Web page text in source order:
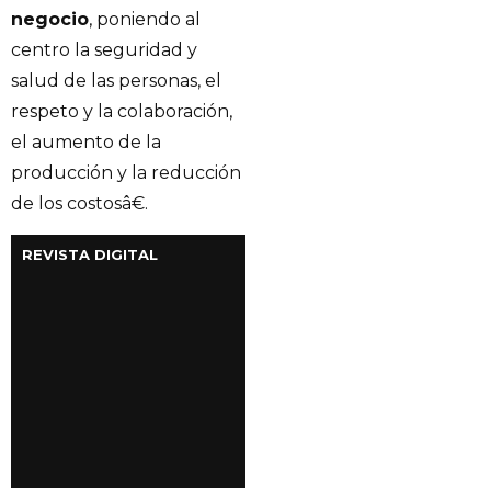
negocio, poniendo al
centro la seguridad y
salud de las personas, el
respeto y la colaboración,
el aumento de la
producción y la reducción
de los costosâ€.
REVISTA DIGITAL